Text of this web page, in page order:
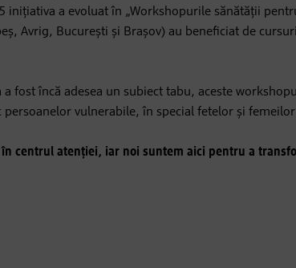
inițiativa a evoluat în „Workshopurile sănătății
Avrig, București și Brașov) au beneficiat de
fost încă adesea un subiect tabu, aceste
vulnerabile, în special fetelor și
centrul atenției, iar noi suntem aici pentru a